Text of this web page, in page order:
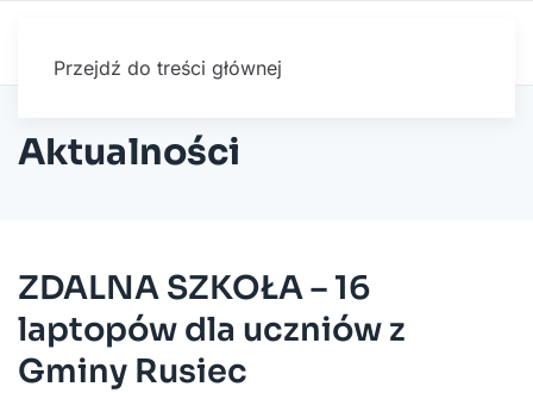
Przejdź do treści głównej
Aktualności
ZDALNA SZKOŁA – 16
laptopów dla uczniów z
Gminy Rusiec